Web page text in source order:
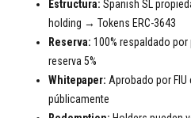
Estructura: Spanish SL
holding → Tokens ERC-3643
Reserva: 100% respaldado
reserva 5%
Whitepaper: Aprobado por
públicamente